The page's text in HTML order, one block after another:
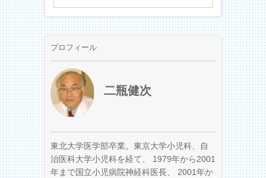
プロフィール
二瓶健次
東北大学医学部卒業。東京大学小児科、自
治医科大学小児科を経て、 1979年から2001
年まで国立小児病院神経科医長、 2001年か